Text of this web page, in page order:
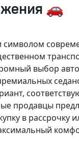
🚗
символом
выбор
продавцы
в рассрочку